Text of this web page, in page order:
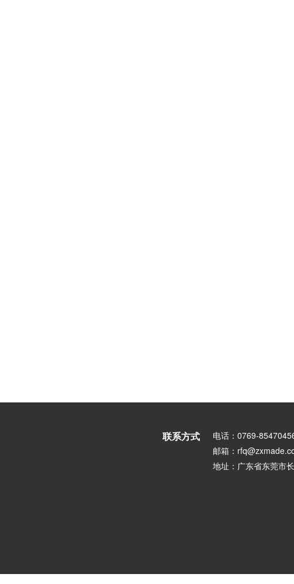
联系方式
电话：0769-
邮箱：
地址：广东省东莞市